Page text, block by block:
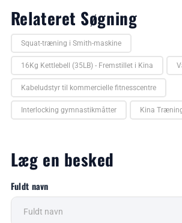
Relateret Søgning
Squat-træning i Smith-maskine
16Kg Kettlebell (35LB) - Fremstillet i Kina
Kabeludstyr til kommercielle fitnesscentre
Interlocking gymnastikmåtter Kina
Læg en besked
Fuldt navn